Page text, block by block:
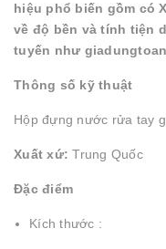
hiệu phổ biến gồm có
về độ bền và tính tiện
tuyến như
Thông số kỹ thuật
Hộp đựng nước rửa tay
Xuất xứ:Trung Quốc
Đặc điểm
Kích thước :